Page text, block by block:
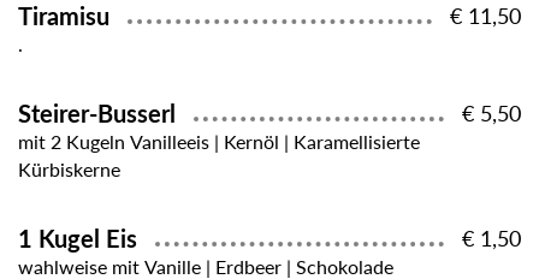
Tiramisu € 11,50
.
Steirer-Busserl € 5,50
mit 2 Kugeln Vanilleeis | Kernöl | Karamellisierte
Kürbiskerne
1 Kugel Eis € 1,50
wahlweise mit Vanille | Erdbeer | Schokolade